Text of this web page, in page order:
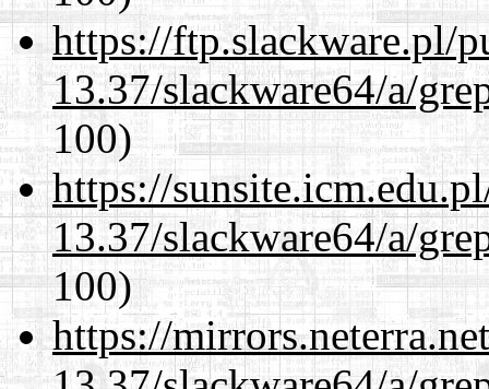
https://ftp.slackware.pl/
13.37/slackware64/a/
100)
https://
13.37/slackware64/a/
100)
https://